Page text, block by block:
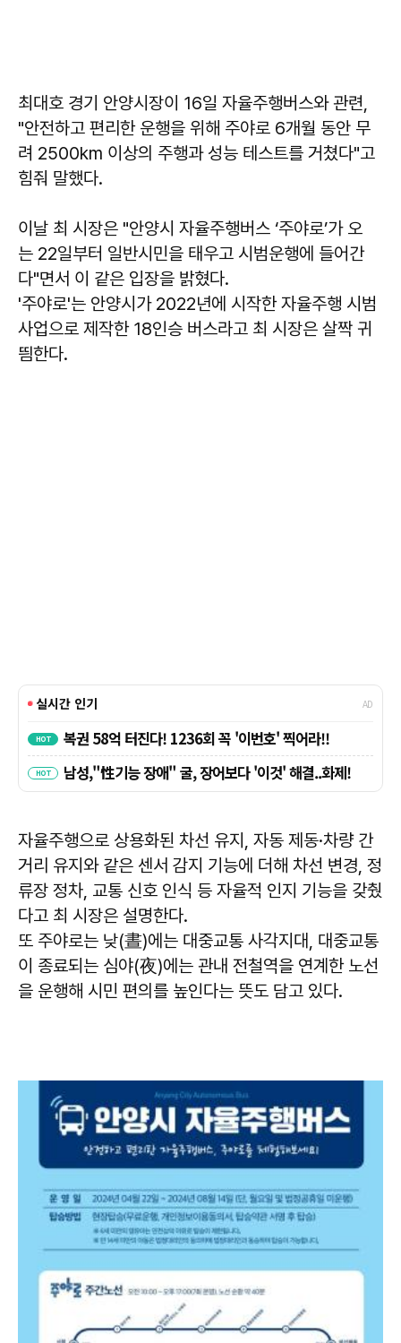
최대호 경기 안양시장이 16일 자율주행버스와 관련,
"안전하고 편리한 운행을 위해 주야로 6개월 동안 무
려 2500km 이상의 주행과 성능 테스트를 거쳤다"고
힘줘 말했다.
이날 최 시장은 "안양시 자율주행버스 ‘주야로’가 오
는 22일부터 일반시민을 태우고 시범운행에 들어간
다"면서 이 같은 입장을 밝혔다.
'주야로'는 안양시가 2022년에 시작한 자율주행 시범
사업으로 제작한 18인승 버스라고 최 시장은 살짝 귀
띔한다.
자율주행으로 상용화된 차선 유지, 자동 제동·차량 간
거리 유지와 같은 센서 감지 기능에 더해 차선 변경, 정
류장 정차, 교통 신호 인식 등 자율적 인지 기능을 갖췄
다고 최 시장은 설명한다.
또 주야로는 낮(晝)에는 대중교통 사각지대, 대중교통
이 종료되는 심야(夜)에는 관내 전철역을 연계한 노선
을 운행해 시민 편의를 높인다는 뜻도 담고 있다.